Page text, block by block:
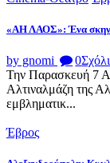
«ΑΗ ΛΑΟΣ»: Ένα
by gnomi 0
Την Παρασκευή 7
Αλτιναλμάζη της
εμβληματικ...
Έβρος